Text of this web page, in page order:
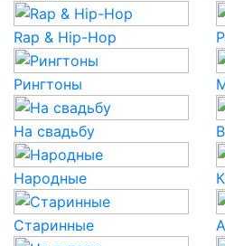
Rap & Hip-Hop
Рингтоны
На свадьбу
Народные
Старинные